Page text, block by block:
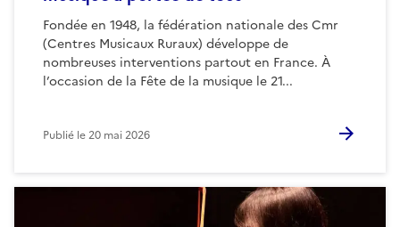
Fondée en 1948, la fédération nationale des Cmr
(Centres Musicaux Ruraux) développe de
nombreuses interventions partout en France. À
l’occasion de la Fête de la musique le 21...
Publié le20 mai 2026